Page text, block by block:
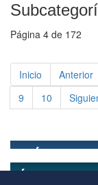
Página 4 de 172
Inicio Anterior
9
10